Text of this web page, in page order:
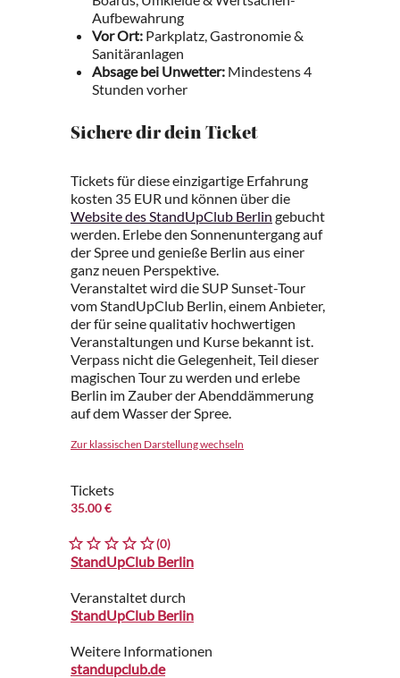
Aufbewahrung
Vor Ort: Parkplatz, Gastronomie &
Sanitäranlagen
Absage bei Unwetter: Mindestens 4
Stunden vorher
Sichere dir dein Ticket
Tickets für diese einzigartige Erfahrung
kosten 35 EUR und können über die
Website des StandUpClub Berlin gebucht
werden. Erlebe den Sonnenuntergang auf
der Spree und genieße Berlin aus einer
ganz neuen Perspektive.
Veranstaltet wird die SUP Sunset-Tour
vom StandUpClub Berlin, einem Anbieter,
der für seine qualitativ hochwertigen
Veranstaltungen und Kurse bekannt ist.
Verpass nicht die Gelegenheit, Teil dieser
magischen Tour zu werden und erlebe
Berlin im Zauber der Abenddämmerung
auf dem Wasser der Spree.
Zur klassischen Darstellung wechseln
Tickets
35.00 €
(0)
StandUpClub Berlin
Veranstaltet durch
StandUpClub Berlin
Weitere Informationen
standupclub.de